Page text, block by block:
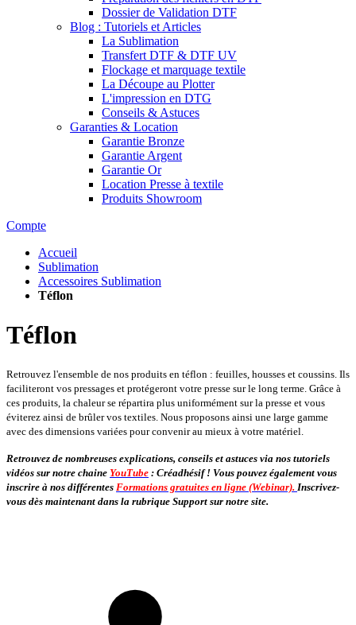
Dossier de Validation DTF
Blog : Tutoriels et Articles
La Sublimation
Transfert DTF & DTF UV
Flockage et marquage textile
La Découpe au Plotter
L'impression en DTG
Conseils & Astuces
Garanties & Location
Garantie Bronze
Garantie Argent
Garantie Or
Location Presse à textile
Produits Showroom
Compte
Accueil
Sublimation
Accessoires Sublimation
Téflon
Téflon
Retrouvez l'ensemble de nos produits en téflon : feuilles, housses et coussins. Ils
faciliteront vos pressages et protégeront votre presse sur le long terme. Grâce à
ces produits, la chaleur se répartira plus uniformément sur la presse et vous
éviterez ainsi de brûler vos textiles. Nous proposons ainsi une large gamme
avec des dimensions variées pour convenir au mieux à votre matériel.
Retrouvez de nombreuses explications, conseils et astuces via nos tutoriels
vidéos sur notre chaine YouTube : Créadhésif ! Vous pouvez également vous
inscrire à nos différentes Formations gratuites en ligne (Webinar). Inscrivez-
vous dès maintenant dans la rubrique Support sur notre site.